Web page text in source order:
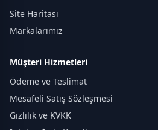
Site Haritası
Markalarımız
Müşteri Hizmetleri
Ödeme ve Teslimat
Mesafeli Satış Sözleşmesi
Gizlilik ve KVKK